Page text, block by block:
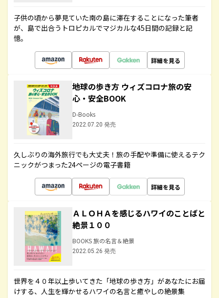
子供の頃から夢見ていた南の島に滞在することになった筆者
が、島で出合うトロピカルでマジカルな45日間の記録と記
憶。
詳細を見る
地球の歩き方 ウィズコロナ旅の安
心・安全BOOK
D-Books
2022.07.20 発売
久しぶりの海外旅行でも大丈夫！旅の手配や準備に使えるテク
ニックがつまった24ページの電子書籍
詳細を見る
ＡＬＯＨＡを感じるハワイのことばと
絶景１００
BOOKS 旅の名言＆絶景
2022.05.26 発売
世界を４０年以上歩いてきた「地球の歩き方」があなたにお届
けする、人生を輝かせるハワイの名言と癒やしの絶景集